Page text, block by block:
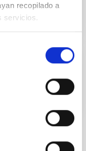
recopilado a
servicios.